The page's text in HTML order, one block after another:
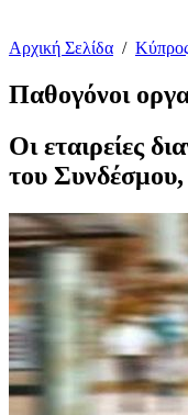
Αρχική Σελίδα /
Παθογόνοι
Οι εταιρείες
του